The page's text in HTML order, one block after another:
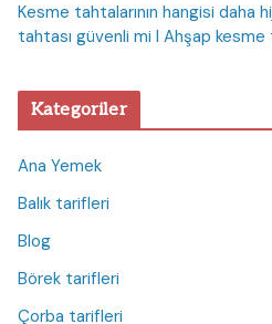
Kesme tahtalarının hangisi daha
tahtası güvenli mi I Ahşap kesme
Kategoriler
Ana Yemek
Balık tarifleri
Blog
Börek tarifleri
Çorba tarifleri